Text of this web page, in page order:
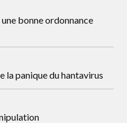
bonne ordonnance
la panique du hantavirus